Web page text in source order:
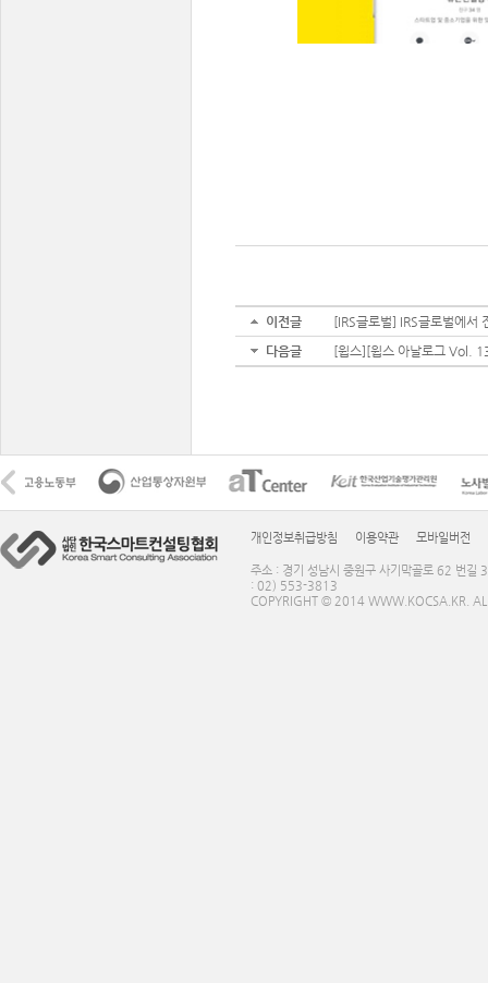
이전글
[IRS글로벌] IRS글로벌에서
다음글
[윕스][윕스 아날로그 Vol.
개인정보취급방침 이용약관 모바일버전
주소 : 경기 성남시 중원구 사기막골로 62 번
: 02) 553-3813
COPYRIGHT © 2014 WWW.KOCSA.KR.